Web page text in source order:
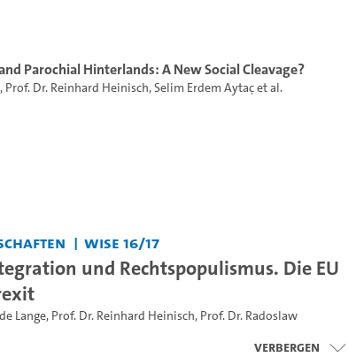
Parochial Hinterlands: A New Social Cleavage?
, Prof. Dr. Reinhard Heinisch,Selim Erdem Aytaçet al.
WiSe 16/17
und Rechtspopulismus. Die EU
Lange, Prof. Dr. Reinhard Heinisch, Prof. Dr. Radoslaw
Verbergen